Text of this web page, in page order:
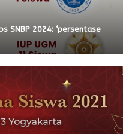
SNBP 2024: ‘persentase